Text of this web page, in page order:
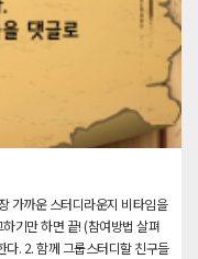
가까운 스터디라운지 비타임을
기만 하면 끝! (참여방법 살펴
. 2. 함께 그룹스터디할 친구들